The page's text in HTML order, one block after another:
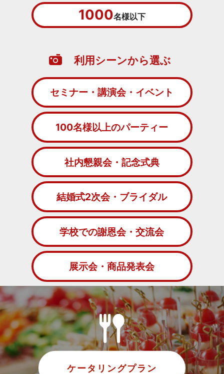
1000名様以下
利用シーンから選ぶ
セミナー・講演会・イベント
100名様以上のパーティー
社内懇親会・記念式典
結婚式2次会・ブライダル
学校での謝恩会・交流会
展示会・商品発表会
ケータリングプラン